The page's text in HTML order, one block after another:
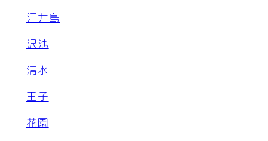
江井島
沢池
清水
王子
花園